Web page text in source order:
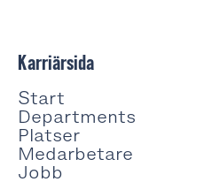
Karriärsida
Start
Departments
Platser
Medarbetare
Jobb